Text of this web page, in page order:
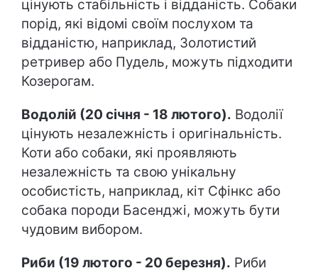
цінують стабільність і відданість. Собаки
порід, які відомі своїм послухом та
відданістю, наприклад, Золотистий
ретривер або Пудель, можуть підходити
Козерогам.
Водолій (20 січня - 18 лютого). Водолії
цінують незалежність і оригінальність.
Коти або собаки, які проявляють
незалежність та свою унікальну
особистість, наприклад, кіт Сфінкс або
собака породи Басенджі, можуть бути
чудовим вибором.
Риби (19 лютого - 20 березня). Риби